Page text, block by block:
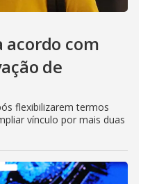
acordo com
de
flexibilizarem termos
vínculo por mais duas